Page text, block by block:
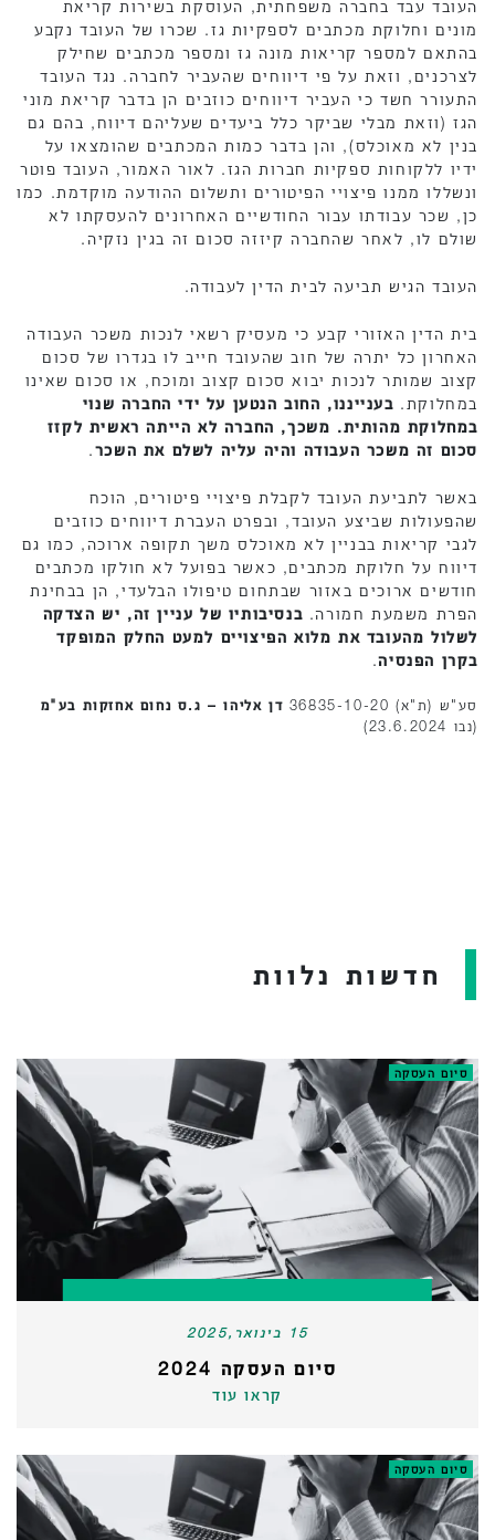
העובד עבד בחברה משפחתית, העוסקת בשירות קריאת
מונים וחלוקת מכתבים לספקיות גז. שכרו של העובד נקבע
בהתאם למספר קריאות מונה גז ומספר מכתבים שחילק
לצרכנים, וזאת על פי דיווחים שהעביר לחברה. נגד העובד
התעורר חשד כי העביר דיווחים כוזבים הן בדבר קריאת מוני
הגז (וזאת מבלי שביקר כלל ביעדים שעליהם דיווח, בהם גם
בנין לא מאוכלס), והן בדבר כמות המכתבים שהומצאו על
ידיו ללקוחות ספקיות חברות הגז. לאור האמור, העובד פוטר
ונשללו ממנו פיצויי הפיטורים ותשלום ההודעה מוקדמת. כמו
כן, שכר עבודתו עבור החודשיים האחרונים להעסקתו לא
שולם לו, לאחר שהחברה קיזזה סכום זה בגין נזקיה.
העובד הגיש תביעה לבית הדין לעבודה.
בית הדין האזורי קבע כי מעסיק רשאי לנכות משכר העבודה
האחרון כל יתרה של חוב שהעובד חייב לו בגדרו של סכום
קצוב שמותר לנכות יבוא סכום קצוב ומוכח, או סכום שאינו
במחלוקת. בענייננו, החוב הנטען על ידי החברה שנוי
במחלוקת מהותית. משכך, החברה לא הייתה ראשית לקזז
סכום זה משכר העבודה והיה עליה לשלם את השכר.
באשר לתביעת העובד לקבלת פיצויי פיטורים, הוכח
שהפעולות שביצע העובד, ובפרט העברת דיווחים כוזבים
לגבי קריאות בבניין לא מאוכלס משך תקופה ארוכה, כמו גם
דיווח על חלוקת מכתבים, כאשר בפועל לא חולקו מכתבים
חודשים ארוכים באזור שבתחום טיפולו הבלעדי, הן בבחינת
הפרת משמעת חמורה. בנסיבותיו של עניין זה, יש הצדקה
לשלול מהעובד את מלוא הפיצויים למעט החלק המופקד
בקרן הפנסיה.
סע"ש (ת"א) 36835-10-20
דן אליהו – ג.ס נחום אחזקות בע"מ
(נבו 23.6.2024)
חדשות נלוות
סיום העסקה
15 בינואר,2025
סיום העסקה 2024
קראו עוד
סיום העסקה